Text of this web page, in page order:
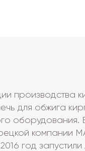
производства
для обжига
оборудования.
компании
год